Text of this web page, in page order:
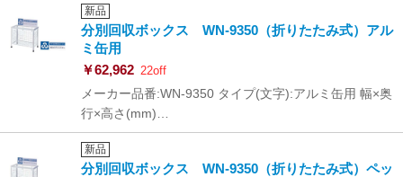
新品
分別回収ボックス WN-9350（折りたたみ式）アル
ミ缶用
￥62,962 22off
メーカー品番:WN-9350 タイプ(文字):アルミ缶用 幅×奥
行×高さ(mm)…
新品
分別回収ボックス WN-9350（折りたたみ式）ペッ